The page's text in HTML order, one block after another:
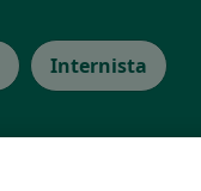
Internista